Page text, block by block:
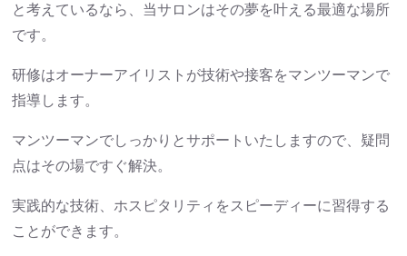
と考えているなら、当サロンはその夢を叶える最適な場所
です。
研修はオーナーアイリストが技術や接客をマンツーマンで
指導します。
マンツーマンでしっかりとサポートいたしますので、疑問
点はその場ですぐ解決。
実践的な技術、ホスピタリティをスピーディーに習得する
ことができます。